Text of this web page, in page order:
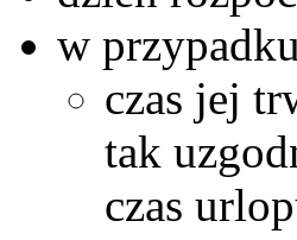
w
czas jej
tak
czas